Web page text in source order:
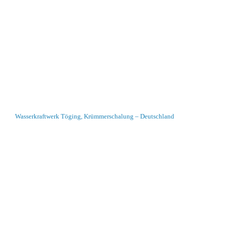
Wasserkraftwerk Töging, Krümmerschalung – Deutschland